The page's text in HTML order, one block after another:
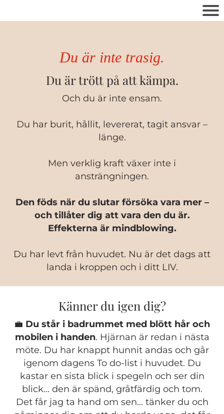
Du är inte trasig.
Du är trött på att kämpa.
Och du är inte ensam.
Du har burit, hållit, levererat, tagit ansvar –
länge.
Men verklig kraft växer inte i
ansträngningen.
Den föds när du slutar försöka vara mer –
och tillåter dig att vara den du är.
Effekterna är mindblowing.
Du har levt från huvudet. Nu är det dags att
landa i kroppen och i ditt LIV.
Känner du igen dig?
💼 Du står i badrummet med blött hår och
mobilen i handen. Hjärnan är redan i nästa
möte. Du har knappt hunnit andas och går
igenom dagens To do-list i huvudet. Du
kastar en sista blick i spegeln och ser din
blick... den är spänd, gråtfärdig och tom.
Det får jag ta hand om sen... tänker du och